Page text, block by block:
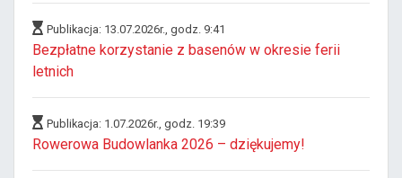
Publikacja: 13.07.2026r., godz. 9:41
Bezpłatne korzystanie z basenów w okresie ferii
letnich
Publikacja: 1.07.2026r., godz. 19:39
Rowerowa Budowlanka 2026 – dziękujemy!